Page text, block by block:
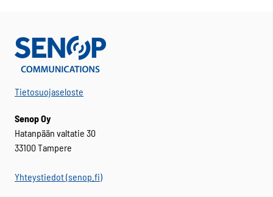
Tietosuojaseloste
Senop Oy
Hatanpään valtatie 30
33100 Tampere
Yhteystiedot (senop.fi)